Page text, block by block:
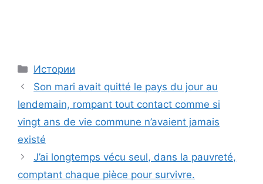
Categories
Истории
Son mari avait quitté le pays du jour au
lendemain, rompant tout contact comme si
vingt ans de vie commune n’avaient jamais
existé
J’ai longtemps vécu seul, dans la pauvreté,
comptant chaque pièce pour survivre.